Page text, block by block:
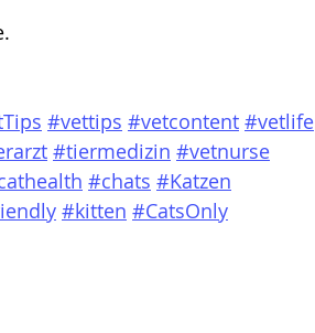
#vettips #vetcontent #vetlife
#tiermedizin #vetnurse
#chats #Katzen
#kitten #CatsOnly